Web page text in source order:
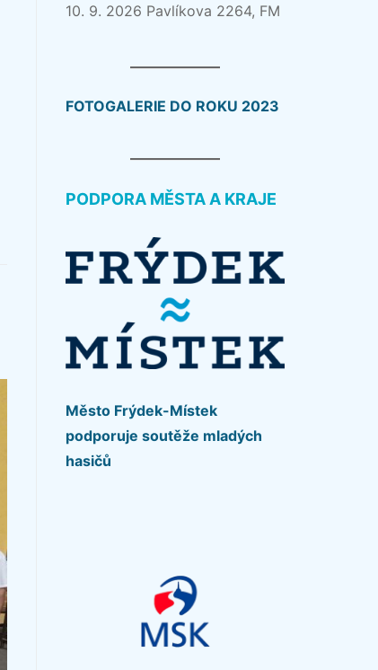
10. 9. 2026 Pavlíkova 2264, FM
FOTOGALERIE DO ROKU 2023
PODPORA MĚSTA A KRAJE
Město Frýdek-Místek
podporuje soutěže mladých
hasičů